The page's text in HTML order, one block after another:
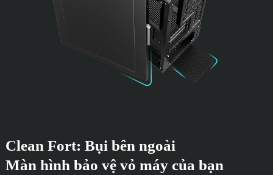
Clean Fort: Bụi bên ngoài
Màn hình bảo vệ vỏ máy của bạn